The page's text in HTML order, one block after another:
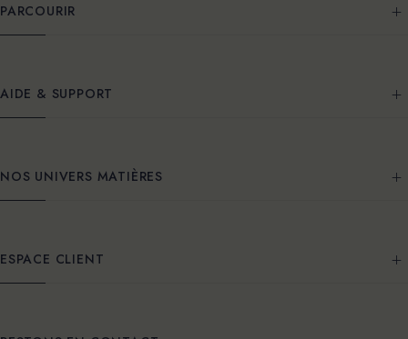
PARCOURIR
AIDE & SUPPORT
NOS UNIVERS MATIÈRES
ESPACE CLIENT